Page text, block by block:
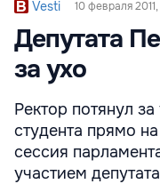
Vesti 10 февраля
Депутата
за ухо
Ректор потянул
студента прямо
сессия
участием